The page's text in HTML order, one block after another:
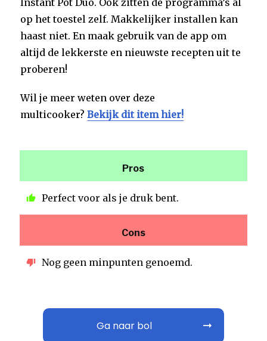
Instant Pot Duo. Ook zitten de programma’s al
op het toestel zelf. Makkelijker installen kan
haast niet. En maak gebruik van de app om
altijd de lekkerste en nieuwste recepten uit te
proberen!
Wil je meer weten over deze
multicooker?Bekijk dit item hier!
Pros
Perfect voor als je druk bent.
Cons
Nog geen minpunten genoemd.
Ga naar bol